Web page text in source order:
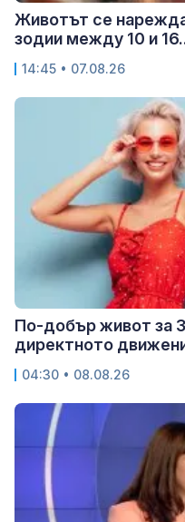
Животът се
зодии между 10 и
14:45 • 07.08.26
По-добър живот за
директното
04:30 • 08.08.26